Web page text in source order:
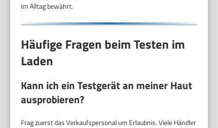
im Alltag bewährt.
Häufige Fragen beim Testen im
Laden
Kann ich ein Testgerät an meiner Haut
ausprobieren?
Frag zuerst das Verkaufspersonal um Erlaubnis. Viele Händler